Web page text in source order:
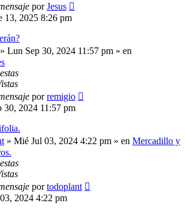
porJesus
13, 2025 8:26 pm
» Lun Sep 30, 2024 11:57 pm » en
porremigio
30, 2024 11:57 pm
» Mié Jul 03, 2024 4:22 pm » en Mercadillo y
portodoplant
2024 4:22 pm